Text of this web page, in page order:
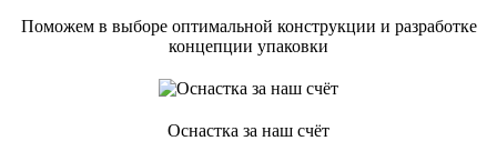
Поможем в выборе оптимальной конструкции и разработке
концепции упаковки
Оснастка за наш счёт